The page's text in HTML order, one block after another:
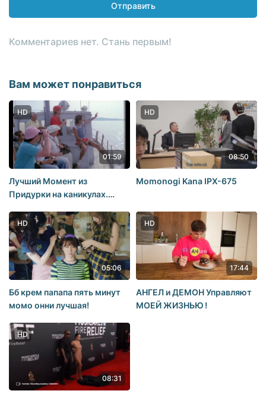
Отправить
Комментариев нет. Стань первым!
Вам может понравиться
HD
01:59
Лучший Момент из
Придурки на каникулах.
HD
08:50
Momonogi Kana IPX-675
HD
05:06
Бб крем папапа пять минут
момо онни лучшая!
HD
17:44
АНГЕЛ и ДЕМОН Управляют
МОЕЙ ЖИЗНЬЮ !
HD
08:31